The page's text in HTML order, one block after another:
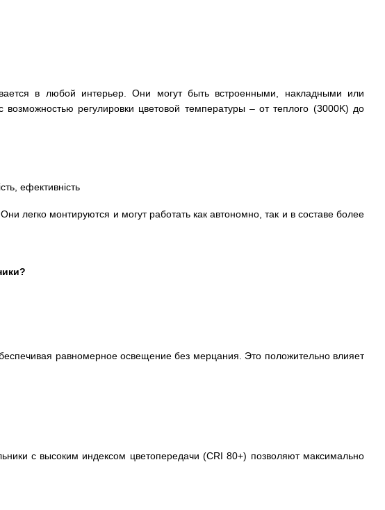
в любой интерьер. Они могут быть встроенными, накладными или
регулировки цветовой температуры – от теплого (3000K) до
легко монтируются и могут работать как автономно, так и в составе более
равномерное освещение без мерцания. Это положительно влияет
с высоким индексом цветопередачи (CRI 80+) позволяют максимально